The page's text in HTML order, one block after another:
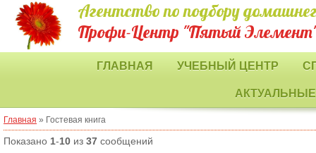
Агентство по подбору
Профи-Центр "Пятый
ГЛАВНАЯ УЧЕБНЫЙ ЦЕНТР
Главная » Гостевая книга
Показано 1-10 из 37 сообщений